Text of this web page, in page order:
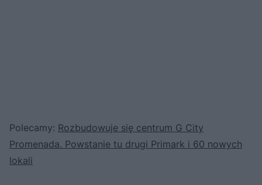
Polecamy: Rozbudowuje się centrum G City
Promenada. Powstanie tu drugi Primark i 60 nowych
lokali